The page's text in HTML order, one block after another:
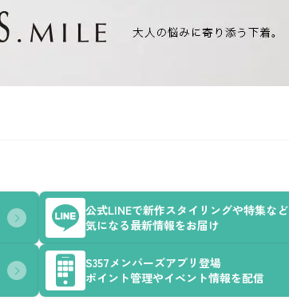
公式LINEで新作スタイリングや特集など
気になる最新情報をお届け
S357メンバーズアプリ登場
ポイント管理やイベント情報を配信